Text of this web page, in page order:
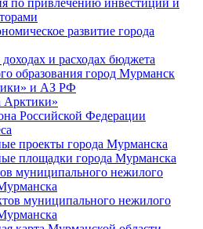
по привлечению инвестиций и
развитие города
и расходах бюджета
образования город Мурманск
и АЗ РФ
Российской Федерации
проекты города Мурманска
площадки города Мурманска
муниципального нежилого
муниципального нежилого